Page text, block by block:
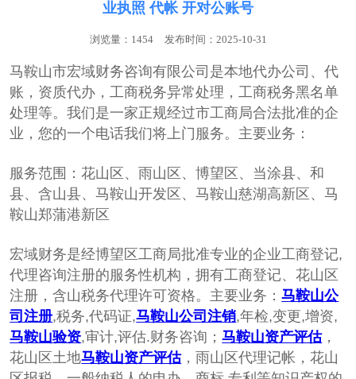
业执照 代帐 开对公账号
浏览量：1454 发布时间：2025-10-31
马鞍山市宏域财务咨询有限公司是本地代办公司、代
账，‌‌资质代办，工商税务异常处理，工商税务黑名单
处理等。我们是一家正规经过市工商局合法批准的企
业，您的一个电话我们将上门服务。主要业务：
服务范围：花山区、雨山区、博望区、当涂县、和
县、含山县、马鞍山开发区、马鞍山慈湖高新区、马
鞍山郑蒲港新区
宏域财务是经博望区工商局批准专业的企业工商登记,
代理咨询注册的服务性机构，拥有工商登记、花山区
注册，含山税务代理许可资格。主要业务：马鞍山公
司注册,税务,代码证,马鞍山公司注销,年检,变更,增资,
马鞍山验资,审计,评估.财务咨询；马鞍山资产评估，
花山区土地马鞍山资产评估，雨山区代理记帐，花山